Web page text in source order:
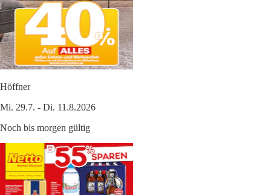
Höffner
Mi. 29.7. - Di. 11.8.2026
Noch bis morgen gültig